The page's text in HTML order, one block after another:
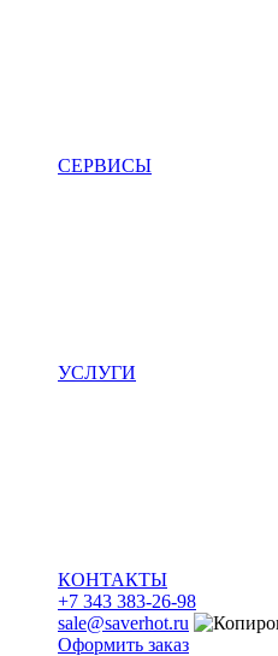
СЕРВИСЫ
УСЛУГИ
КОНТАКТЫ
+7 343 383-26-98
sale@saverhot.ru
Оформить заказ